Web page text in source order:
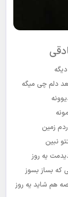
دلم چی میگه
زمین
نبین
یه روز
که بساز بسوز
هم شاید یه روز